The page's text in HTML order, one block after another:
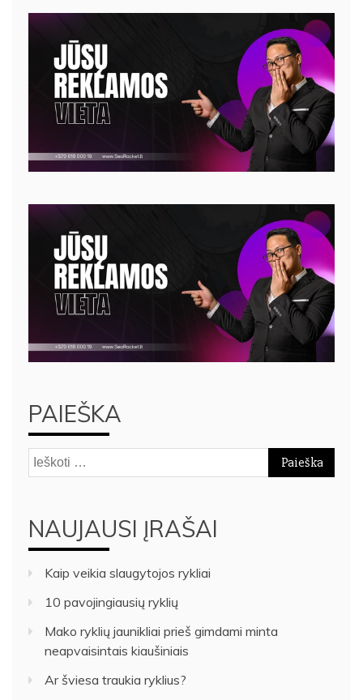
PAIEŠKA
Ieškoti:
NAUJAUSI ĮRAŠAI
Kaip veikia slaugytojos rykliai
10 pavojingiausių ryklių
Mako ryklių jaunikliai prieš gimdami minta
neapvaisintais kiaušiniais
Ar šviesa traukia ryklius?